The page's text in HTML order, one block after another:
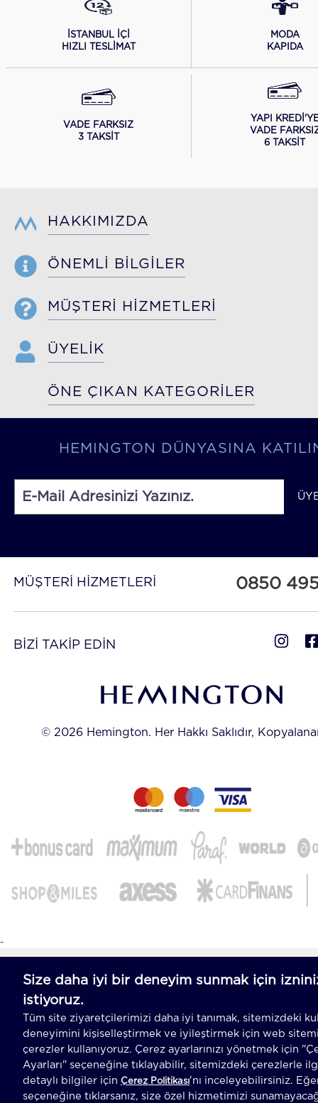
İSTANBUL İÇİ
HIZLI TESLİMAT
MODA
KAPIDA
VADE FARKSIZ
3 TAKSİT
YAPI
VADE
6 TAKSİT
HAKKIMIZDA
ÖNEMLİ BİLGİLER
MÜŞTERİ HİZMETLERİ
ÜYELİK
ÖNE ÇIKAN KATEGORİLER
HEMINGTON DÜNYASINA
MÜŞTERİ HİZMETLERİ 0850
BİZİ TAKİP EDİN
© 2026 Hemington. Her Hakkı Saklıdır,
-